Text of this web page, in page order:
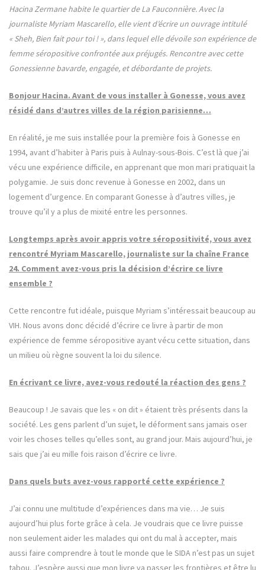
Hacina Zermane habite le quartier de La Fauconnière. Avec la
journaliste Myriam Mascarello, elle vient d’écrire un ouvrage intitulé
« Sheh, Bien fait pour toi ! », dans lequel elle dévoile son expérience de
femme séropositive confrontée aux préjugés. Rencontre avec cette
Gonessienne bavarde, engagée, et débordante de projets.
Bonjour Hacina. Avant de vous installer à Gonesse, vous avez
résidé dans d’autres villes de la région parisienne…
En réalité, je me suis installée pour la première fois à Gonesse en
1994, avant d’habiter à Paris puis à Aulnay-sous-Bois. C’est là que j’ai
vécu une expérience difficile, en apprenant que mon mari pratiquait la
polygamie. Je suis donc revenue à Gonesse en 2002, dans un
logement d’urgence. En comparant Gonesse à d’autres villes, je
trouve qu’il y a plus de mixité entre les personnes.
Longtemps après avoir appris votre séropositivité, vous avez
rencontré Myriam Mascarello, journaliste sur la chaîne France
24. Comment avez-vous pris la décision d’écrire ce livre
ensemble ?
Cette rencontre fut idéale, puisque Myriam s’intéressait beaucoup au
VIH. Nous avons donc décidé d’écrire ce livre à partir de mon
expérience de femme séropositive ayant vécu cette situation, dans
un milieu où règne souvent la loi du silence.
En écrivant ce livre, avez-vous redouté la réaction des gens ?
Beaucoup ! Je savais que les « on dit » étaient très présents dans la
société. Les gens parlent d’un sujet, le déforment sans jamais oser
voir les choses telles qu’elles sont, au grand jour. Mais aujourd’hui, je
sais que j’ai eu mille fois raison d’écrire ce livre.
Dans quels buts avez-vous rapporté cette expérience ?
J’ai connu une multitude d’expériences dans ma vie… Je suis
aujourd’hui plus forte grâce à cela. Je voudrais que ce livre puisse
non seulement aider les malades qui ont du mal à accepter, mais
aussi faire comprendre à tout le monde que le SIDA n’est pas un sujet
tabou. J’espère aussi que mon livre va passer les frontières et être lu